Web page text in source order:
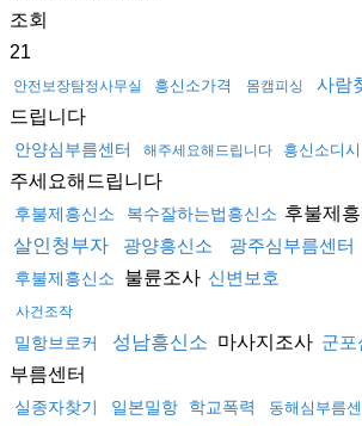
조회
21
안전보장탐정사무실 흥신소가격 몸캠피싱 사람
드립니다
안양심부름센터 해주세요해드립니다 흥신소디시
주세요해드립니다
후불제흥신소 복수잘하는법흥신소 후불제
살인청부자 광양흥신소 광주심부름센터
후불제흥신소 불륜조사 신변보호
사건조작
밀항브로커 성남흥신소 마사지조사 군포
부름센터
실종자찾기 일본밀항 학교폭력 동해심부름